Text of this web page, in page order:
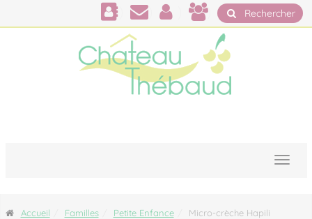
Rechercher
Accueil Familles Petite Enfance Micro-crèche Hapili
Panneau de gestion des cookies